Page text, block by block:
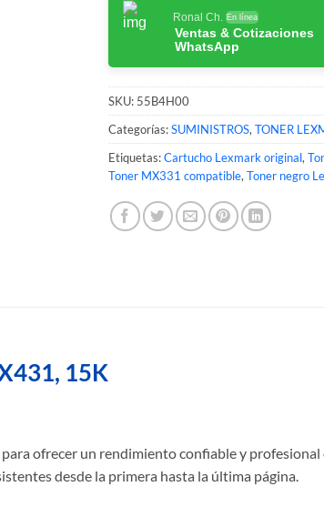
Ronal Ch. En línea
Ventas & Cotizaciones
WhatsApp
SKU: 55B4H00
Categorías:SUMINISTROS, TONER
Etiquetas:Cartucho Lexmark original,
Toner MX331 compatible, Toner negro
15K
ofrecer un rendimiento confiable y
desde la primera hasta la última página.